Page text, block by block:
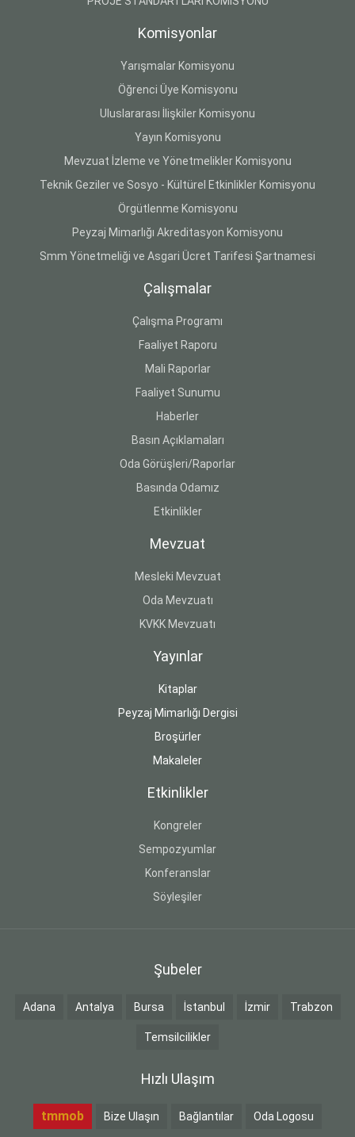
Komisyonlar
Yarışmalar Komisyonu
Öğrenci Üye Komisyonu
Uluslararası İlişkiler Komisyonu
Yayın Komisyonu
Mevzuat İzleme ve Yönetmelikler Komisyonu
Teknik Geziler ve Sosyo - Kültürel Etkinlikler Komisyonu
Örgütlenme Komisyonu
Peyzaj Mimarlığı Akreditasyon Komisyonu
Smm Yönetmeliği ve Asgari Ücret Tarifesi Şartnamesi
Çalışmalar
Çalışma Programı
Faaliyet Raporu
Mali Raporlar
Faaliyet Sunumu
Haberler
Basın Açıklamaları
Oda Görüşleri/Raporlar
Basında Odamız
Etkinlikler
Mevzuat
Mesleki Mevzuat
Oda Mevzuatı
KVKK Mevzuatı
Yayınlar
Kitaplar
Peyzaj Mimarlığı Dergisi
Broşürler
Makaleler
Etkinlikler
Kongreler
Sempozyumlar
Konferanslar
Söyleşiler
Şubeler
Adana Antalya Bursa İstanbul İzmir Trabzon
Temsilcilikler
Hızlı Ulaşım
tmmob Bize Ulaşın Bağlantılar Oda Logosu